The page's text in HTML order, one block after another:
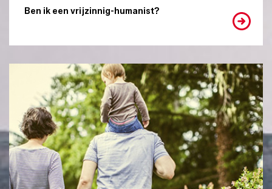
Ben ik een vrijzinnig-humanist?